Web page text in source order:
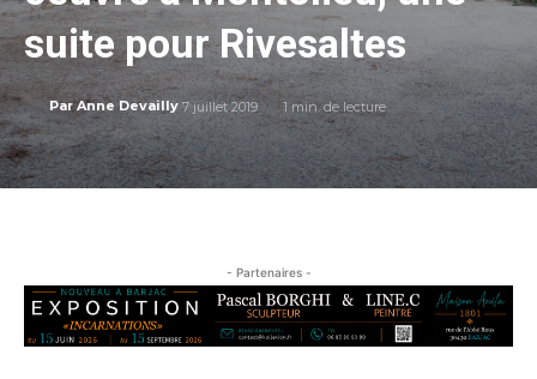
suite pour Rivesaltes
Par Anne Devailly 7 juillet 2019 1 min. de lecture
- Partenaires -